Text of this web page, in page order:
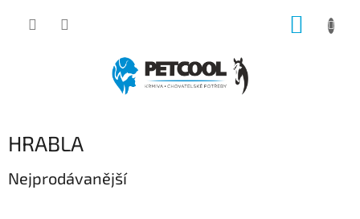
HRABLA
Nejprodávanější